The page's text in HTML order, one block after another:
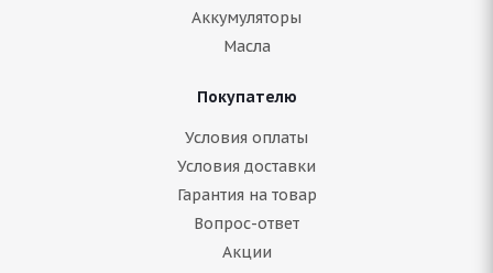
Аккумуляторы
Масла
Покупателю
Условия оплаты
Условия доставки
Гарантия на товар
Вопрос-ответ
Акции